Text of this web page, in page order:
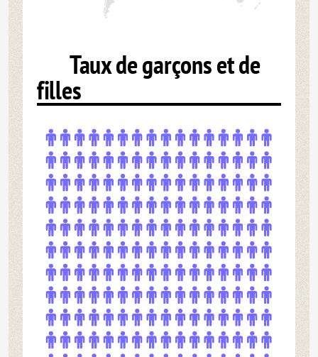
Taux de garçons et de
filles